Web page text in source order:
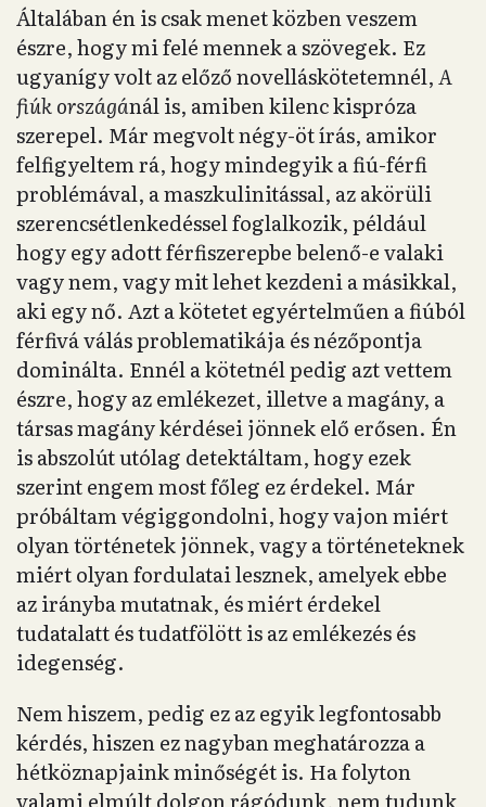
Általában én is csak menet közben veszem
észre, hogy mi felé mennek a szövegek. Ez
ugyanígy volt az előző novelláskötetemnél, A
fiúk országánál is, amiben kilenc kispróza
szerepel. Már megvolt négy-öt írás, amikor
felfigyeltem rá, hogy mindegyik a fiú-férfi
problémával, a maszkulinitással, az akörüli
szerencsétlenkedéssel foglalkozik, például
hogy egy adott férfiszerepbe belenő-e valaki
vagy nem, vagy mit lehet kezdeni a másikkal,
aki egy nő. Azt a kötetet egyértelműen a fiúból
férfivá válás problematikája és nézőpontja
dominálta. Ennél a kötetnél pedig azt vettem
észre, hogy az emlékezet, illetve a magány, a
társas magány kérdései jönnek elő erősen. Én
is abszolút utólag detektáltam, hogy ezek
szerint engem most főleg ez érdekel. Már
próbáltam végiggondolni, hogy vajon miért
olyan történetek jönnek, vagy a történeteknek
miért olyan fordulatai lesznek, amelyek ebbe
az irányba mutatnak, és miért érdekel
tudatalatt és tudatfölött is az emlékezés és
idegenség.
Nem hiszem, pedig ez az egyik legfontosabb
kérdés, hiszen ez nagyban meghatározza a
hétköznapjaink minőségét is. Ha folyton
valami elmúlt dolgon rágódunk, nem tudunk